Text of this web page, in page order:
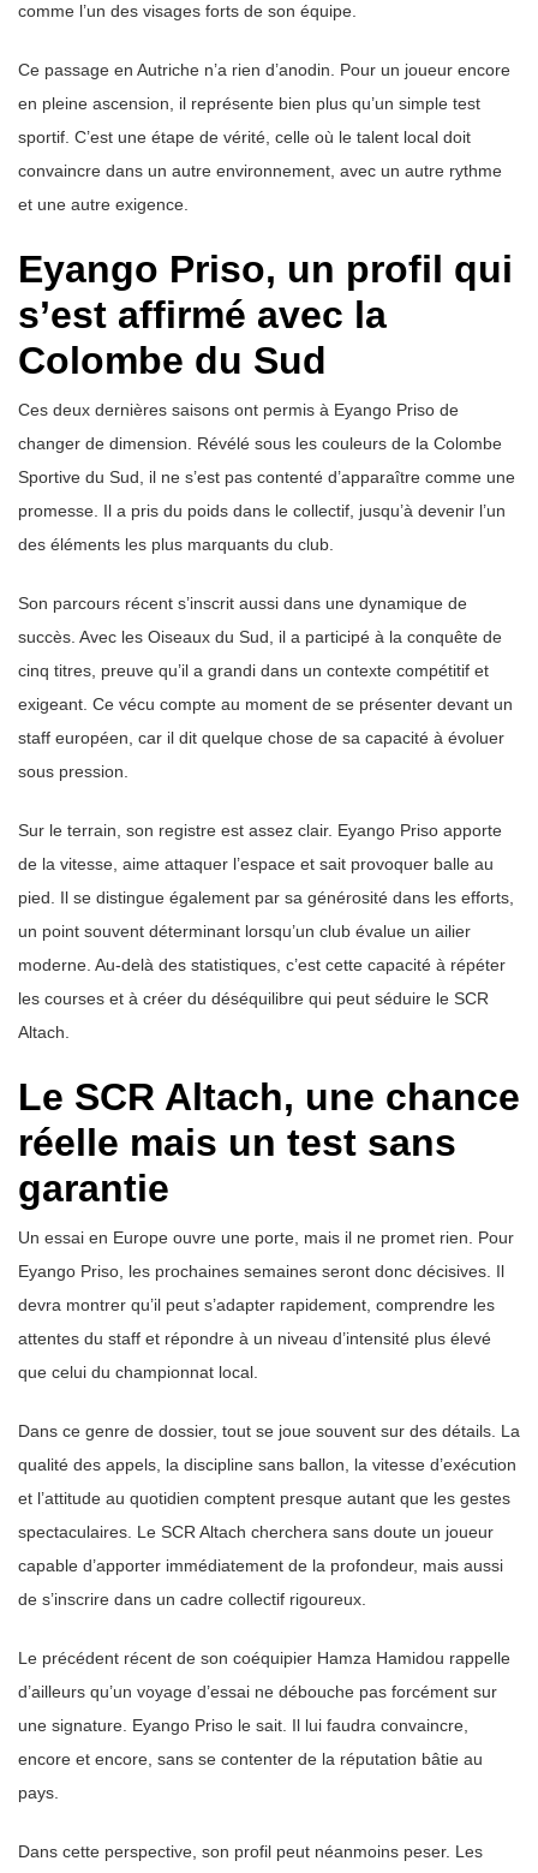
comme l’un des visages forts de son équipe.
Ce passage en Autriche n’a rien d’anodin. Pour un joueur encore
en pleine ascension, il représente bien plus qu’un simple test
sportif. C’est une étape de vérité, celle où le talent local doit
convaincre dans un autre environnement, avec un autre rythme
et une autre exigence.
Eyango Priso, un profil qui
s’est affirmé avec la
Colombe du Sud
Ces deux dernières saisons ont permis à Eyango Priso de
changer de dimension. Révélé sous les couleurs de la Colombe
Sportive du Sud, il ne s’est pas contenté d’apparaître comme une
promesse. Il a pris du poids dans le collectif, jusqu’à devenir l’un
des éléments les plus marquants du club.
Son parcours récent s’inscrit aussi dans une dynamique de
succès. Avec les Oiseaux du Sud, il a participé à la conquête de
cinq titres, preuve qu’il a grandi dans un contexte compétitif et
exigeant. Ce vécu compte au moment de se présenter devant un
staff européen, car il dit quelque chose de sa capacité à évoluer
sous pression.
Sur le terrain, son registre est assez clair. Eyango Priso apporte
de la vitesse, aime attaquer l’espace et sait provoquer balle au
pied. Il se distingue également par sa générosité dans les efforts,
un point souvent déterminant lorsqu’un club évalue un ailier
moderne. Au-delà des statistiques, c’est cette capacité à répéter
les courses et à créer du déséquilibre qui peut séduire le SCR
Altach.
Le SCR Altach, une chance
réelle mais un test sans
garantie
Un essai en Europe ouvre une porte, mais il ne promet rien. Pour
Eyango Priso, les prochaines semaines seront donc décisives. Il
devra montrer qu’il peut s’adapter rapidement, comprendre les
attentes du staff et répondre à un niveau d’intensité plus élevé
que celui du championnat local.
Dans ce genre de dossier, tout se joue souvent sur des détails. La
qualité des appels, la discipline sans ballon, la vitesse d’exécution
et l’attitude au quotidien comptent presque autant que les gestes
spectaculaires. Le SCR Altach cherchera sans doute un joueur
capable d’apporter immédiatement de la profondeur, mais aussi
de s’inscrire dans un cadre collectif rigoureux.
Le précédent récent de son coéquipier Hamza Hamidou rappelle
d’ailleurs qu’un voyage d’essai ne débouche pas forcément sur
une signature. Eyango Priso le sait. Il lui faudra convaincre,
encore et encore, sans se contenter de la réputation bâtie au
pays.
Dans cette perspective, son profil peut néanmoins peser. Les